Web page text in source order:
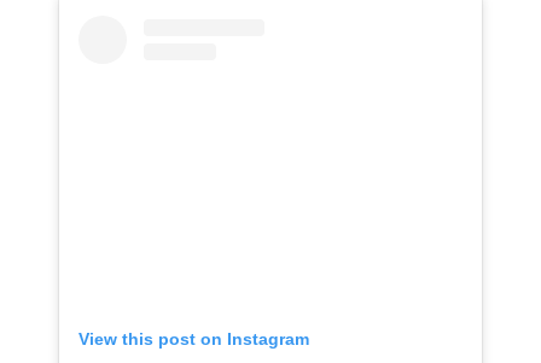
View this post on Instagram